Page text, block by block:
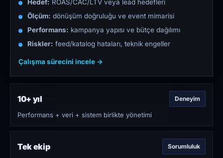
Hedef: ROAS/CAC/LTV veya lead hedefleri
Ölçüm: dönüşüm doğruluğu ve event mimarisi
Performans: kampanya yapısı ve bütçe dağılımı
Riskler: feed/katalog hataları, teknik engeller
Çalışma sürecini incele →
10+ yıl Deneyim
Performans + veri + sistem birlikte yönetimi
Tek ekip Sorumluluk